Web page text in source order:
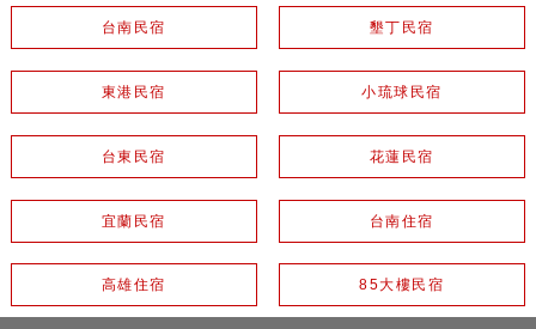
台南民宿 墾丁民宿
東港民宿 小琉球民宿
台東民宿 花蓮民宿
宜蘭民宿 台南住宿
高雄住宿 85大樓民宿